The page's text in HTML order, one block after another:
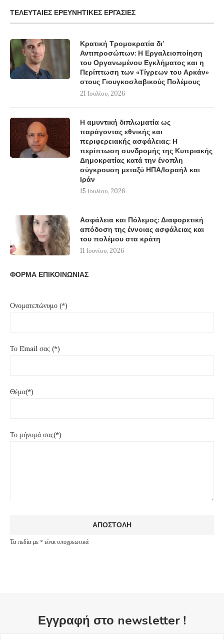
ΤΕΛΕΥΤΑΊΕΣ ΕΡΕΥΝΗΤΙΚΈΣ ΕΡΓΑΣΊΕΣ
Κρατική Τρομοκρατία δι’
Αντιπροσώπων: Η Εργαλειοποίηση
του Οργανωμένου Εγκλήματος και η
Περίπτωση των «Τίγρεων του Αρκάν»
στους Γιουγκοσλαβικούς Πολέμους
21 Ιουλίου, 2026
Η αμυντική διπλωματία ως
παράγοντας εθνικής και
περιφερειακής ασφάλειας: Η
περίπτωση συνδρομής της Κυπριακής
Δημοκρατίας κατά την ένοπλη
σύγκρουση μεταξύ ΗΠΑ/Ισραήλ και
Ιράν
15 Ιουλίου, 2026
Ασφάλεια και Πόλεμος: Διαφορετική
απόδοση της έννοιας ασφάλειας και
του πολέμου στα κράτη
11 Ιουνίου, 2026
ΦΟΡΜΑ ΕΠΙΚΟΙΝΩΝΙΑΣ
Ονοματεπώνυμο (*)
Το Email σας (*)
Θέμα(*)
Το μήνυμά σας(*)
Τα πεδία με * είναι υποχρεωτικά
Εγγραφή στο newsletter !